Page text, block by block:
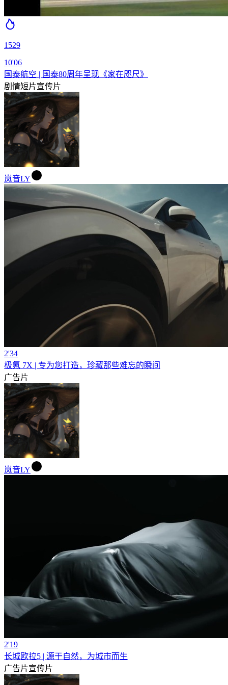
1529
10'06
国泰航空 | 国泰80周年呈现《家在咫尺》
剧情短片宣传片
岚音LY
2'34
极氪 7X | 专为您打造，珍藏那些难忘的瞬间
广告片
岚音LY
2'19
长城欧拉5 | 源于自然，为城市而生
广告片宣传片